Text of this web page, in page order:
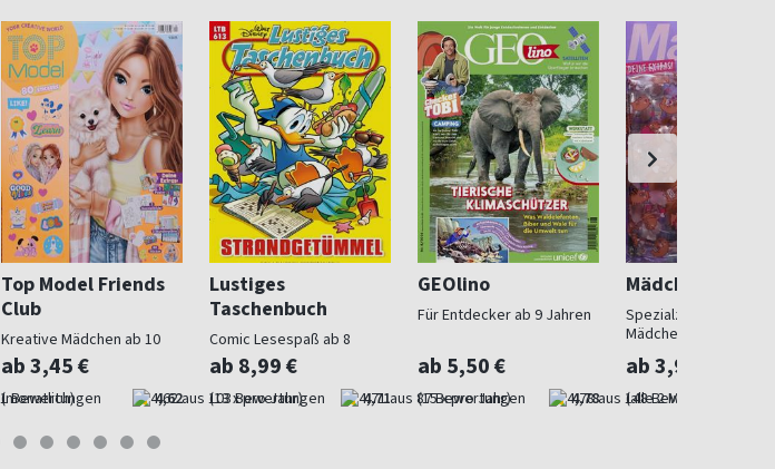
Top Model Friends
Club
Kreative Mädchen ab 10
ab 3,45 €
(monatlich) 4,62
Lustiges
Taschenbuch
Comic Lesespaß ab 8
ab 8,99 €
(13 x pro Jahr) 4,71
GEOlino
Für Entdecker ab 9 Jahren
ab 5,50 €
(15 x pro Jahr) 4,78
Mädchen
Spezialzeitschrift für
Mädchen
ab 3,99 €
(alle 2 Monate)